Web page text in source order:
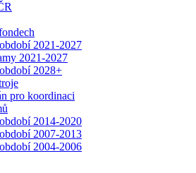
2021-2027
2021-2027
2028+
pro koordinaci
2014-2020
2007-2013
2004-2006